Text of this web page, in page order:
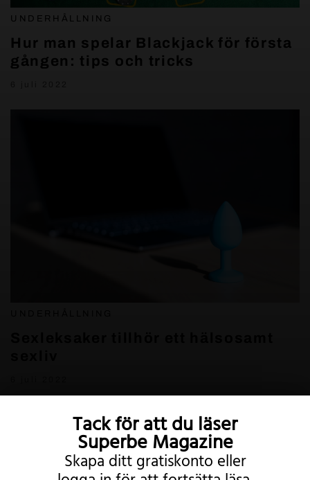
UNDERHÅLLNING
Hur man spelar Blackjack för första
gången: tips och tricks
Tack för att du läser
Superbe Magazine
Skapa ditt gratiskonto eller